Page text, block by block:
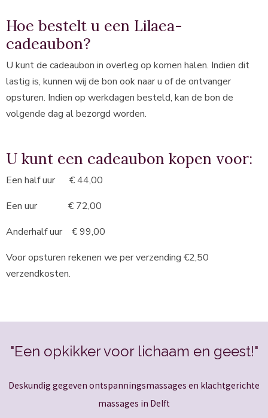
Hoe bestelt u een Lilaea-
cadeaubon?
U kunt de cadeaubon in overleg op komen halen. Indien dit
lastig is, kunnen wij de bon ook naar u of de ontvanger
opsturen. Indien op werkdagen besteld, kan de bon de
volgende dag al bezorgd worden.
U kunt een cadeaubon kopen voor:
Een half uur € 44,00
Een uur € 72,00
Anderhalf uur € 99,00
Voor opsturen rekenen we per verzending €2,50
verzendkosten.
"Een opkikker voor lichaam en geest!"
Deskundig gegeven ontspanningsmassages en klachtgerichte
massages in Delft